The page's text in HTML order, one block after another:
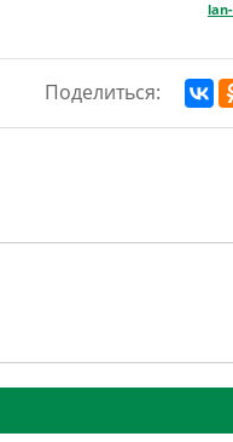
Поделиться: